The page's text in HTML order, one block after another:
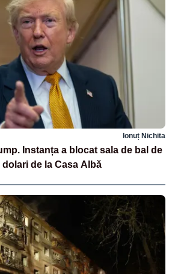
Ionuț Nichita
Instanța a blocat sala de bal de
de la Casa Albă